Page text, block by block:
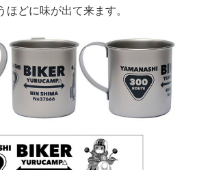
ほどに味が出て来ます。